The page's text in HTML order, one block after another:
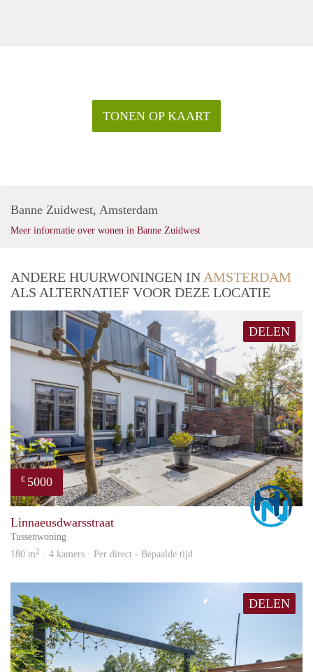
TONEN OP KAART
Banne Zuidwest, Amsterdam
Meer informatie over wonen in Banne Zuidwest
ANDERE HUURWONINGEN IN AMSTERDAM
ALS ALTERNATIEF VOOR DEZE LOCATIE
DELEN
€ 5000
Linnaeusdwarsstraat
Tussenwoning
180 m2 · 4 kamers · Per direct - Bepaalde tijd
DELEN